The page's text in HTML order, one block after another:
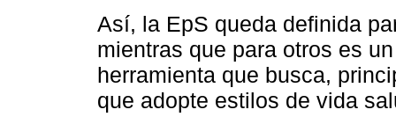
Así, la EpS queda definida
mientras que para otros es
herramienta que busca,
que adopte estilos de vida